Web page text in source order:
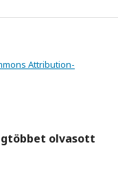
Attribution-
olvasott